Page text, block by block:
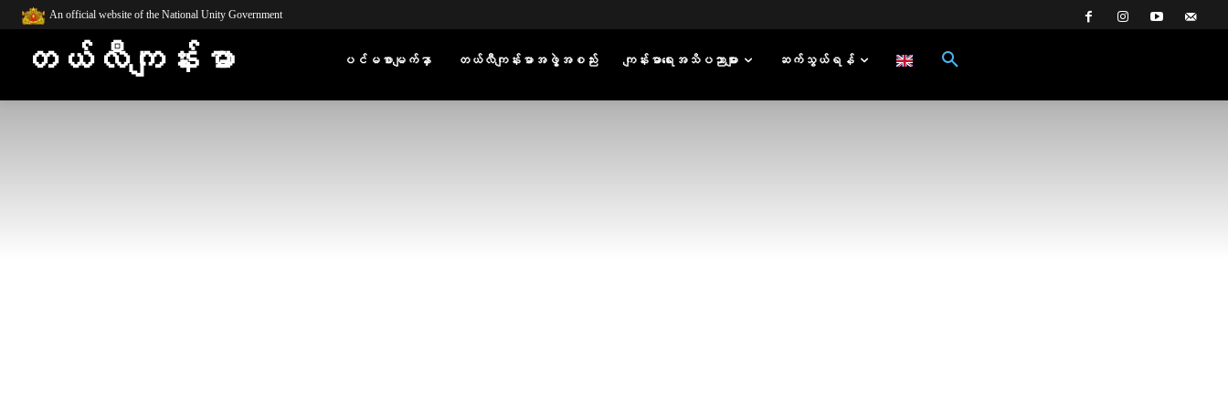
An official website of the National Unity Government
တယ်လီကျန်းမာ ပင်မစာမျက်နှာ တယ်လီကျန်းမာအဖွဲ့အစည်း ကျန်းမာရေးအသိပညာများ ဆက်သွယ်ရန်